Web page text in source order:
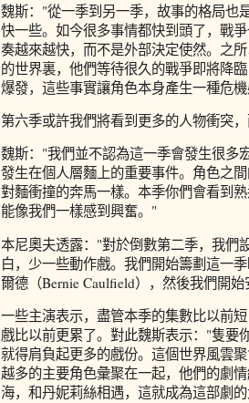
魏斯："從一季到另一季，故事的格局也
快一些。如今很多事情都快到頭了，戰
奏越來越快，而不是外部決定使然。之
的世界裏，他們等待很久的戰爭即將降
爆發，這些事實讓角色本身產生一種危
第六季或許我們將看到更多的人物衝突，
魏斯："我們並不認為這一季會發生很多
發生在個人層麵上的重要事件。角色之
對麵衝撞的奔馬一樣。本季你們會看到
能像我們一樣感到興奮。"
本尼奧夫透露："對於倒數第二季，我們
白，少一些動作戲。我們開始籌劃這一
爾德（Bernie Caulfield），然後我們開
一些主演表示，盡管本季的集數比以前
戲比以前更累了。對此魏斯表示："隻要
就得肩負起更多的戲份。這個世界風雲
越多的主要角色彙聚在一起，他們的劇
海，和丹妮莉絲相遇，這就成為這部劇